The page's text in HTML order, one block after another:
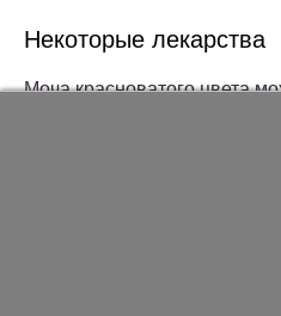
Некоторые лекарства
Моча красноватого цвета